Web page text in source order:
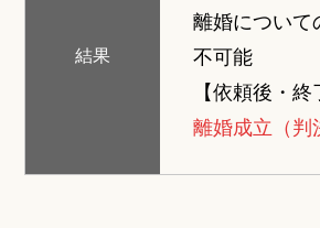
結果
離婚につい
不可能
【依頼後・終
離婚成立（判